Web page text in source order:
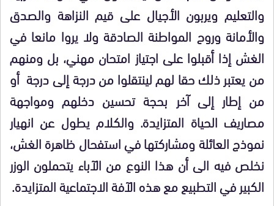
والتعليم ويربون الأجيال على قيم النزاهة والصدق
والأمانة وروح المواطنة الصادقة ولا يروا مانعا في
الغش إذا أقبلوا على اجتياز امتحان مهني، بل ومنهم
من يعتبر ذلك حقا لهم لينتقلوا من درجة إلى درجة أو
من إطار إلى آخر بحجة تحسين دخلهم ومواجهة
مصاريف الحياة المتزايدة. والكلام يطول عن انهيار
نموذج العائلة ومشاركتها في استفحال ظاهرة الغش،
نخلص فيه الى أن هذا النوع من الآباء يتحملون الوزر
الكبير في التطبيع مع هذه الآفة الاجتماعية المتزايدة.